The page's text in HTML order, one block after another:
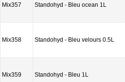
Mix357 Standohyd - Bleu ocean 1L
Mix358 Standohyd - Bleu velours 0.5L
Mix359 Standohyd - Bleu 1L